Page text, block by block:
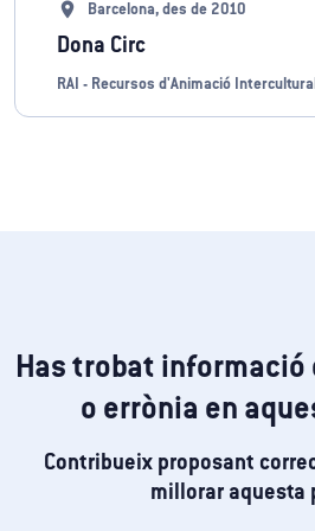
location_on Barcelona, des de 2010
Dona Circ
RAI - Recursos d'Animació
Has trobat
o errònia en
Contribueix proposant
millorar aquesta